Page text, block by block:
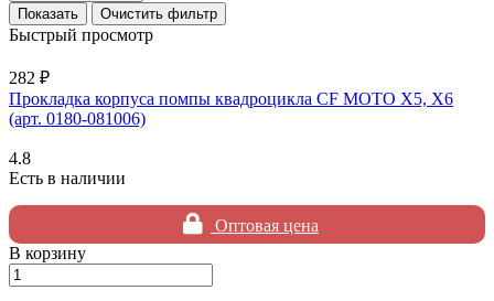
Очистить фильтр
Быстрый просмотр
282 ₽
Прокладка корпуса помпы квадроцикла CF MOTO X5, X6
(арт. 0180-081006)
4.8
Есть в наличии
Оптовая цена
В корзину